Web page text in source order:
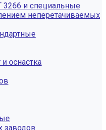
3266 и специальные
неперетачиваемых
оснастка
заводов